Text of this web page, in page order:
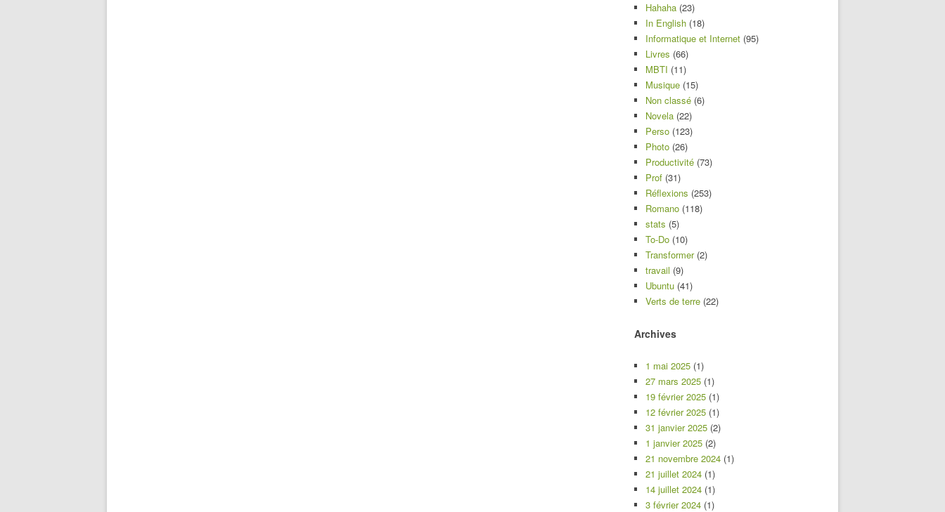
Hahaha (23)
In English (18)
Informatique et Internet (95)
Livres (66)
MBTI (11)
Musique (15)
Non classé (6)
Novela (22)
Perso (123)
Photo (26)
Productivité (73)
Prof (31)
Réflexions (253)
Romano (118)
stats (5)
To-Do (10)
Transformer(2)
travail (9)
Ubuntu (41)
Verts de terre (22)
Archives
1 mai 2025 (1)
27 mars 2025 (1)
19 février 2025 (1)
12 février 2025 (1)
31 janvier 2025 (2)
1 janvier 2025 (2)
21 novembre 2024 (1)
21 juillet 2024 (1)
14 juillet 2024 (1)
3 février 2024 (1)